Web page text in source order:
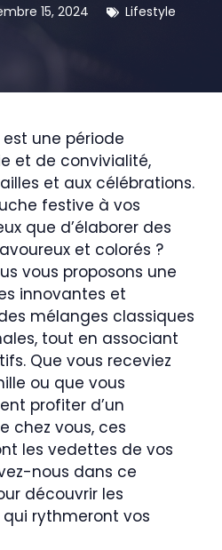
15, 2024 Lifestyle
une période
et de convivialité,
et aux célébrations.
festive à vos
que d’élaborer des
et colorés ?
vous proposons une
innovantes et
mélanges classiques
tout en associant
Que vous receviez
ou que vous
profiter d’un
chez vous, ces
les vedettes de vos
nous dans ce
découvrir les
rythmeront vos